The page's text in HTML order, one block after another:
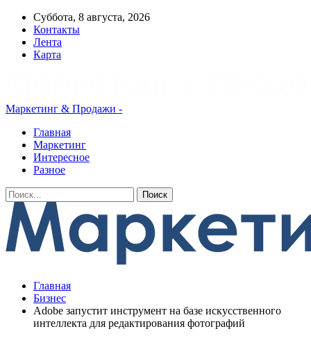
Суббота, 8 августа, 2026
Контакты
Лента
Карта
Маркетинг & Продажи -
Главная
Маркетинг
Интересное
Разное
Главная
Бизнес
Adobe запустит инструмент на базе искусственного
интеллекта для редактирования фотографий